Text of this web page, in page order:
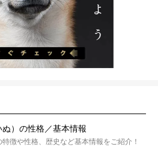
）の性格／基本情報
徴や性格、歴史など基本情報をご紹介！